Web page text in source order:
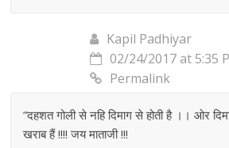
Kapil Padhiyar
02/24/2017 at 5:35
Permalink
”दहशत गोली से नहि दिमाग से होती है ।। ओर
खराब हैं !!!! जय माताजी !!!